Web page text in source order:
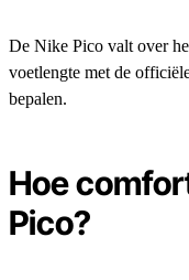
De Nike Pico valt over
voetlengte met de
bepalen.
Hoe
Pico?